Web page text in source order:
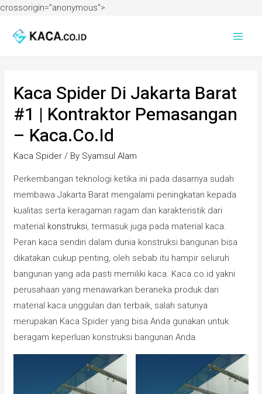
crossorigin="anonymous">
Kaca Spider Di Jakarta Barat
#1 | Kontraktor Pemasangan
– Kaca.co.id
Kaca Spider / By Syamsul Alam
Perkembangan teknologi ketika ini pada dasarnya sudah
membawa Jakarta Barat mengalami peningkatan kepada
kualitas serta keragaman ragam dan karakteristik dari
material konstruksi, termasuk juga pada material kaca.
Peran kaca sendiri dalam dunia konstruksi bangunan bisa
dikatakan cukup penting, oleh sebab itu hampir seluruh
bangunan yang ada pasti memiliki kaca. Kaca.co.id yakni
perusahaan yang menawarkan beraneka produk dari
material kaca unggulan dan terbaik, salah satunya
merupakan Kaca Spider yang bisa Anda gunakan untuk
beragam keperluan konstruksi bangunan Anda.